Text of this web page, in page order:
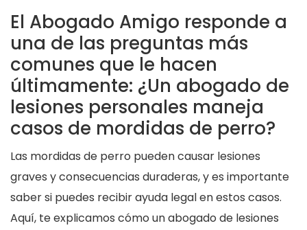
El Abogado Amigo responde a
una de las preguntas más
comunes que le hacen
últimamente: ¿Un abogado de
lesiones personales maneja
casos de mordidas de perro?
Las mordidas de perro pueden causar lesiones
graves y consecuencias duraderas, y es importante
saber si puedes recibir ayuda legal en estos casos.
Aquí, te explicamos cómo un abogado de lesiones